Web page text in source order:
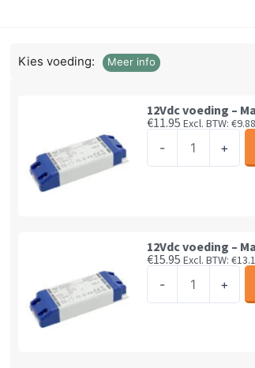
Kies voeding: Meer info
12Vdc voeding –
€11.95 Excl. BTW: €9.88
-
spots
aantal
+
12Vdc voeding –
€15.95 Excl. BTW: €
- +